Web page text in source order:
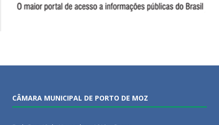
CÂMARA MUNICIPAL DE PORTO DE MOZ